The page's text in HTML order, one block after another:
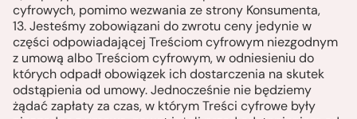
cyfrowych, pomimo wezwania ze strony Konsumenta,
13. Jesteśmy zobowiązani do zwrotu ceny jedynie w
części odpowiadającej Treściom cyfrowym niezgodnym
z umową albo Treściom cyfrowym, w odniesieniu do
których odpadł obowiązek ich dostarczenia na skutek
odstąpienia od umowy. Jednocześnie nie będziemy
żądać zapłaty za czas, w którym Treści cyfrowe były